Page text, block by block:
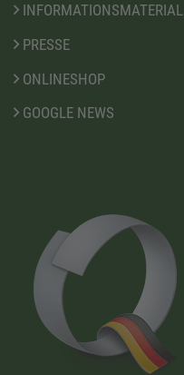
INFORMATIONSMATERIAL
PRESSE
ONLINESHOP
GOOGLE NEWS